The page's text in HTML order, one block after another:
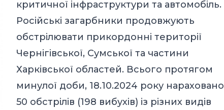
критичної інфраструктури та автомобіль.
Російські загарбники продовжують
обстрілювати прикордонні території
Чернігівської, Сумської та частини
Харківської областей. Всього протягом
минулої доби, 18.10.2024 року нараховано
50 обстрілів (198 вибухів) із різних видів